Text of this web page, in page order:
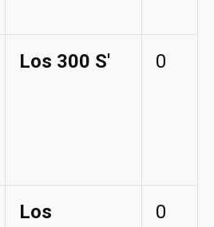
Los 300 S' 0
Los
0